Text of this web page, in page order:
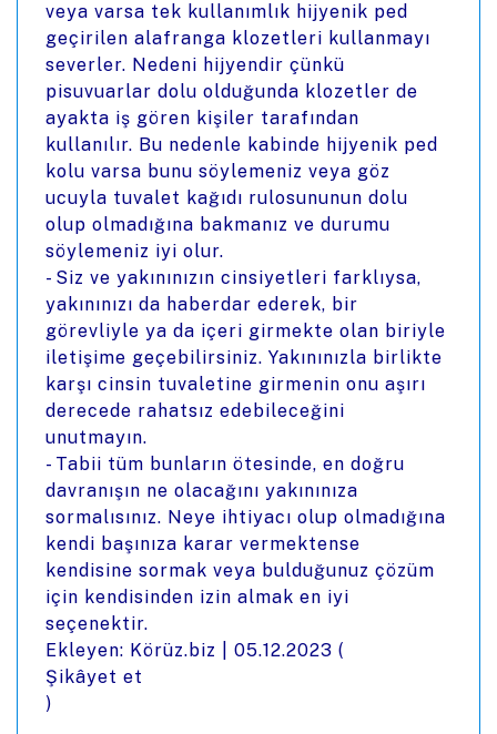
veya varsa tek kullanımlık hijyenik ped
geçirilen alafranga klozetleri kullanmayı
severler. Nedeni hijyendir çünkü
pisuvuarlar dolu olduğunda klozetler de
ayakta iş gören kişiler tarafından
kullanılır. Bu nedenle kabinde hijyenik ped
kolu varsa bunu söylemeniz veya göz
ucuyla tuvalet kağıdı rulosununun dolu
olup olmadığına bakmanız ve durumu
söylemeniz iyi olur.
- Siz ve yakınınızın cinsiyetleri farklıysa,
yakınınızı da haberdar ederek, bir
görevliyle ya da içeri girmekte olan biriyle
iletişime geçebilirsiniz. Yakınınızla birlikte
karşı cinsin tuvaletine girmenin onu aşırı
derecede rahatsız edebileceğini
unutmayın.
- Tabii tüm bunların ötesinde, en doğru
davranışın ne olacağını yakınınıza
sormalısınız. Neye ihtiyacı olup olmadığına
kendi başınıza karar vermektense
kendisine sormak veya bulduğunuz çözüm
için kendisinden izin almak en iyi
seçenektir.
Ekleyen: Körüz.biz | 05.12.2023 (
Şikâyet et
)